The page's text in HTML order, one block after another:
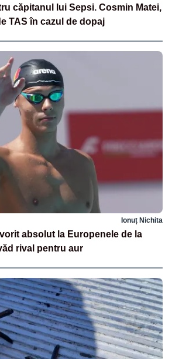
căpitanul lui Sepsi. Cosmin Matei,
TAS în cazul de dopaj
Ionuț Nichita
absolut la Europenele de la
rival pentru aur